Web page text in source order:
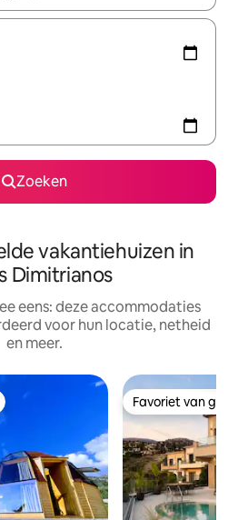
Zoeken
vakantiehuizen in
Dimitrianos
eens: deze accommodaties
voor hun locatie, netheid
en meer.
Favoriet van
Favoriet van